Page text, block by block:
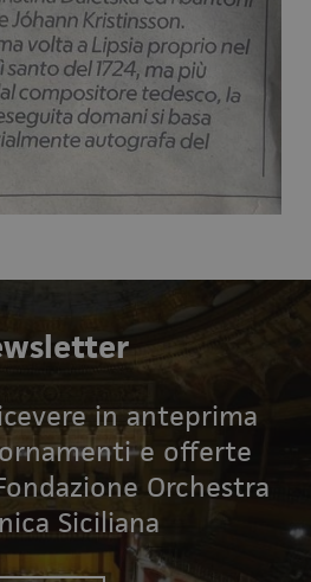
in anteprima
e offerte
Orchestra
Siciliana